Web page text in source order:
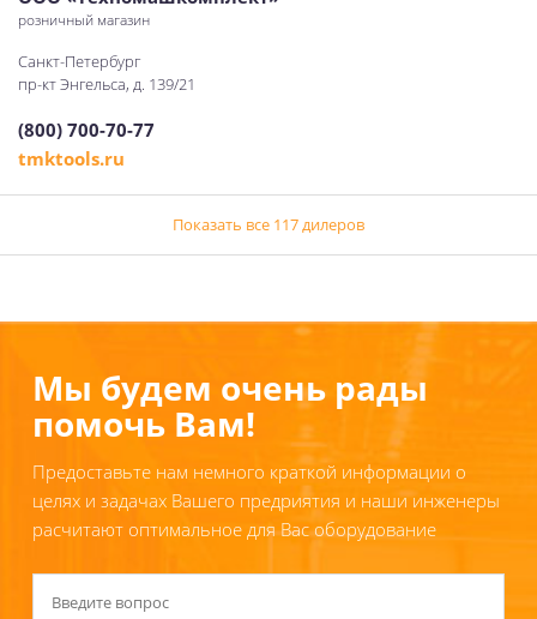
розничный магазин
Санкт-Петербург
пр-кт Энгельса, д. 139/21
(800) 700-70-77
tmktools.ru
Показать все 117 дилеров
Мы будем очень рады
помочь Вам!
Предоставьте нам немного краткой информации о
целях и задачах Вашего предриятия и наши инженеры
расчитают оптимальное для Вас оборудование